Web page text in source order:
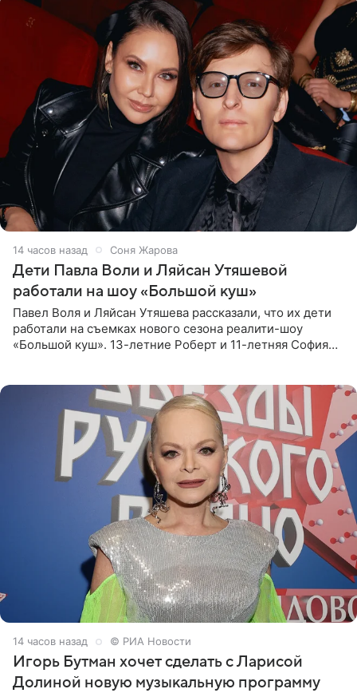
14 часов назад Соня Жарова
Дети Павла Воли и Ляйсан Утяшевой
работали на шоу «Большой куш»
Павел Воля и Ляйсан Утяшева рассказали, что их дети
работали на съемках нового сезона реалити-шоу
«Большой куш». 13-летние Роберт и 11-летняя София
14 часов назад © РИА Новости
Игорь Бутман хочет сделать с Ларисой
Долиной новую музыкальную программу